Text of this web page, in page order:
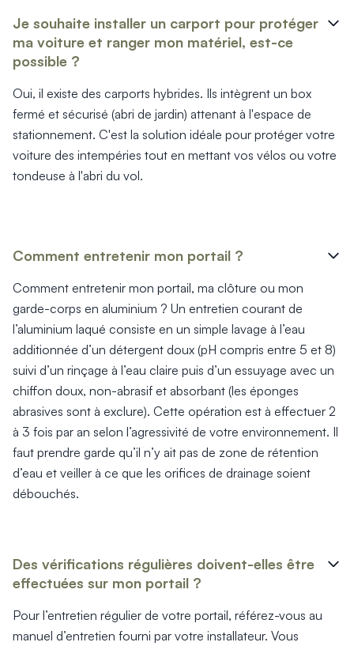
Je souhaite installer un carport pour protéger
ma voiture et ranger mon matériel, est-ce
possible ?
Oui, il existe des carports hybrides. Ils intègrent un box
fermé et sécurisé (abri de jardin) attenant à l'espace de
stationnement. C'est la solution idéale pour protéger votre
voiture des intempéries tout en mettant vos vélos ou votre
tondeuse à l'abri du vol.
Comment entretenir mon portail ?
Comment entretenir mon portail, ma clôture ou mon
garde-corps en aluminium ? Un entretien courant de
l’aluminium laqué consiste en un simple lavage à l’eau
additionnée d’un détergent doux (pH compris entre 5 et 8)
suivi d’un rinçage à l’eau claire puis d’un essuyage avec un
chiffon doux, non-abrasif et absorbant (les éponges
abrasives sont à exclure). Cette opération est à effectuer 2
à 3 fois par an selon l’agressivité de votre environnement. Il
faut prendre garde qu’il n’y ait pas de zone de rétention
d’eau et veiller à ce que les orifices de drainage soient
débouchés.
Des vérifications régulières doivent-elles être
effectuées sur mon portail ?
Pour l’entretien régulier de votre portail, référez-vous au
manuel d’entretien fourni par votre installateur. Vous